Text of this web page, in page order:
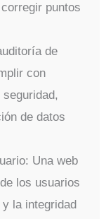
puntos
de
con
de datos
Una web
los usuarios
la integridad